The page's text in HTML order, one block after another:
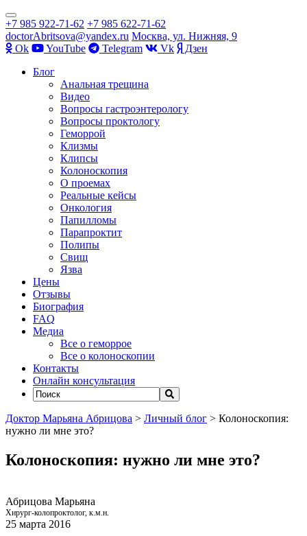
Показать/
Скрыть
навигацию
+7 985 922-71-62 +7 985 622-71-62
doctorAbritsova@yandex.ru Москва, ул. Нижняя, 9
Оk
YouTube Telegram Vk
Дзен
Перейти
содержимому
Блог
Анальная трещина
Видео
Вопросы гастроэнтерологу
Вопросы проктологу
Геморрой
Клизмы
Клипсы
Колоноскопия
О проемах
Реальные кейсы
Онкология
Папилломы
Парапроктит
Полипы
Свищ
Язва
Цены
Отзывы
Биография
FAQ
Медиа
Все о геморрое
Все о колоноскопии
Контакты
Онлайн консультация
Доктор Марьяна Абрицова > Личный блог > Колоноскопия:
нужно ли мне это?
Колоноскопия: нужно ли мне это?
Абрицова Марьяна
Хирург-колопроктолог, к.м.н.
25 марта 2016